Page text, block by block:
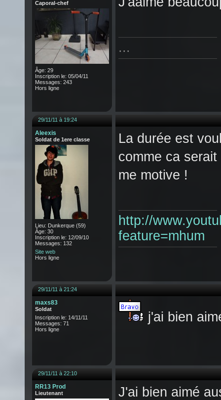
Caporal-chef
Âge: 29
Inscription le: 05/04/11
Messages: 243
Hors ligne
...
29/11/11 à 19:24
Aleexis
Soldat de 1ere classe
Lieu: Dunkerque (59)
Âge: 30
Inscription le: 12/09/10
Messages: 132
Site web
Hors ligne
La durée est
comme ca
me motive !
http://
feature=mhum
29/11/11 à 21:24
maxs83
Soldat
Inscription le: 14/11/11
Messages: 71
Hors ligne
j'ai bien
29/11/11 à 22:10
RR13 Prod
Lieutenant J'ai bien aimé